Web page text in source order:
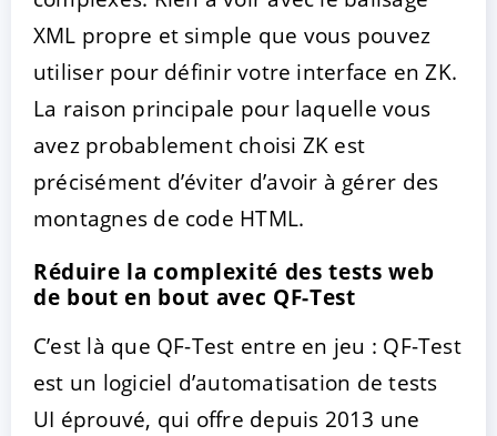
XML propre et simple que vous pouvez
utiliser pour définir votre interface en ZK.
La raison principale pour laquelle vous
avez probablement choisi ZK est
précisément d’éviter d’avoir à gérer des
montagnes de code HTML.
Réduire la complexité des tests web
de bout en bout avec QF-Test
C’est là que QF-Test entre en jeu : QF-Test
est un logiciel d’automatisation de tests
UI éprouvé, qui offre depuis 2013 une